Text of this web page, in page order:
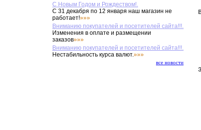
С Новым Годом и Рождеством!.
С 31 декабря по 12 января наш магазин не
работает!»»»
Вниманию покупателей и посетителей сайта!!!.
Изменения в оплате и размещении
заказов»»»
Вниманию покупателей и посетителей сайта!!!.
Нестабильность курса валют.»»»
все новости